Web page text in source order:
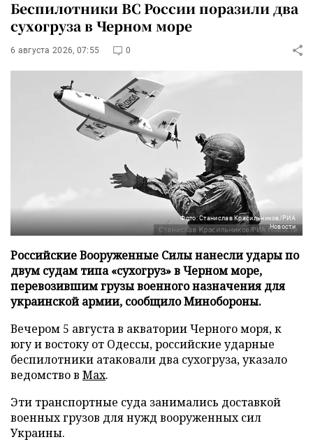
Беспилотники ВС России поразили два
сухогруза в Черном море
6 августа 2026, 07:55 0
Фото: Станислав Красильников/РИА
Новости
Российские Вооруженные Силы нанесли удары по
двум судам типа «сухогруз» в Черном море,
перевозившим грузы военного назначения для
украинской армии, сообщило Минобороны.
Вечером 5 августа в акватории Черного моря, к
югу и востоку от Одессы, российские ударные
беспилотники атаковали два сухогруза, указало
ведомство в Max.
Эти транспортные суда занимались доставкой
военных грузов для нужд вооруженных сил
Украины.